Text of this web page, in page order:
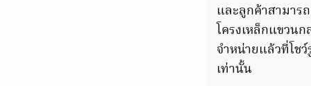
และลูกค้าสามาร
โครงเหล็กแขวน
จำหน่ายแล้วที่โช
เท่านั้น